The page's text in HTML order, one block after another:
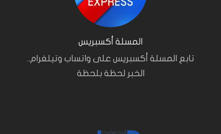
المسلة أكسبريس
تابع المسلة أكسبريس على واتساب وتيلغرام..
الخبر لحظة بلحظة